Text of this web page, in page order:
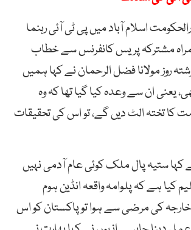
اسلام آباد میں پی ٹی آئی رہنما
مشترکہ پریس کانفرنس سے خطاب
روز مولانا فضل الرحمان نے کہا ہمیں
یعنی ان سے وعدہ کیا گیا تھا کہ وہ
کا تختہ الٹ دیں گے، تو اس کی تحقیقات
کہا ستیہ پال ملک کوئی عام آدمی نہیں
کیا ہے کہ پلوامہ واقعہ انڈین ہوم
خارجہ کی مرضی سے ہوا تو پاکستان کو اس